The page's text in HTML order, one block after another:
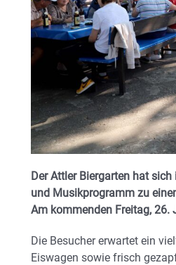
Der Attler Biergarten hat
und Musikprogramm zu
Am kommenden Freitag, 26.
Die Besucher erwartet ein
Eiswagen sowie frisch